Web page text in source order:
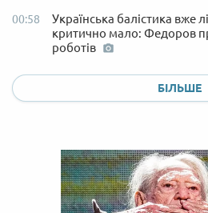
00:58
Українська балістика вже
критично мало: Федоров
роботів
БІЛЬШЕ